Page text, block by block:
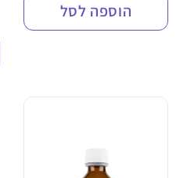
הוספה לסל